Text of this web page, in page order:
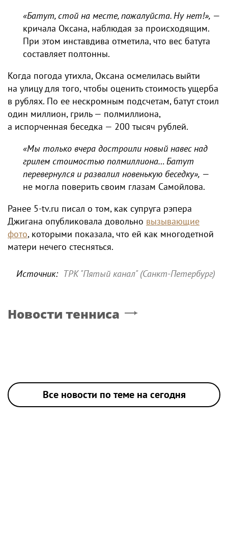
«Батут, стой на месте, пожалуйста. Ну нет!», —
кричала Оксана, наблюдая за происходящим.
При этом инставдива отметила, что вес батута
составляет полтонны.
Когда погода утихла, Оксана осмелилась выйти
на улицу для того, чтобы оценить стоимость ущерба
в рублях. По ее нескромным подсчетам, батут стоил
один миллион, гриль — полмиллиона,
а испорченная беседка — 200 тысяч рублей.
«Мы только вчера достроили новый навес над
грилем стоимостью полмиллиона… Батут
перевернулся и развалил новенькую беседку», —
не могла поверить своим глазам Самойлова.
Ранее 5-tv.ru писал о том, как супруга рэпера
Джигана опубликовала довольно вызывающие
фото, которыми показала, что ей как многодетной
матери нечего стесняться.
Источник: ТРК "Пятый канал" (Санкт-Петербург)
Новости тенниса
Все новости по теме на сегодня